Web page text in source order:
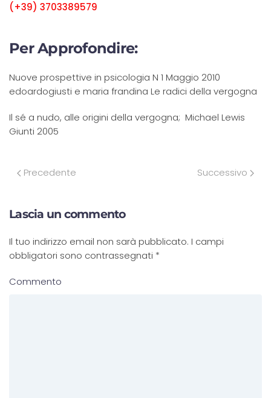
(+39) 3703389579
Per Approfondire:
Nuove prospettive in psicologia N 1 Maggio 2010
edoardogiusti e maria frandina Le radici della vergogna
Il sé a nudo, alle origini della vergogna; Michael Lewis
Giunti 2005
Precedente Successivo
Lascia un commento
Il tuo indirizzo email non sarà pubblicato. I campi
obbligatori sono contrassegnati *
Commento